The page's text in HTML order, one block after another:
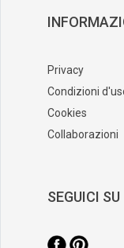
Privacy
Condizioni
Cookies
Collaborazioni
SEGUICI SU